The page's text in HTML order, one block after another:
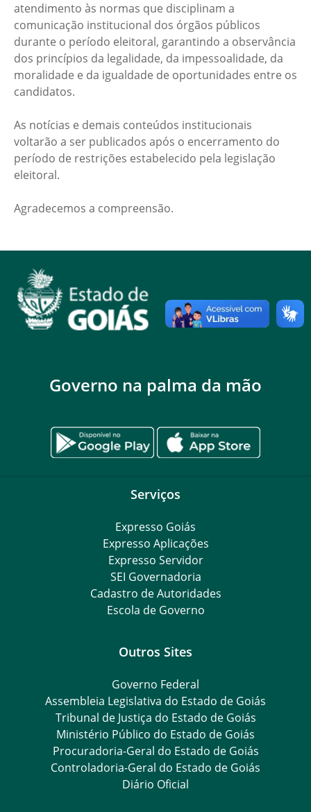
atendimento às normas que disciplinam a
comunicação institucional dos órgãos públicos
durante o período eleitoral, garantindo a observância
dos princípios da legalidade, da impessoalidade, da
moralidade e da igualdade de oportunidades entre os
candidatos.
As notícias e demais conteúdos institucionais
voltarão a ser publicados após o encerramento do
período de restrições estabelecido pela legislação
eleitoral.
Agradecemos a compreensão.
Governo na palma da mão
Serviços
Expresso Goiás
Expresso Aplicações
Expresso Servidor
SEI Governadoria
Cadastro de Autoridades
Escola de Governo
Outros Sites
Governo Federal
Assembleia Legislativa do Estado de Goiás
Tribunal de Justiça do Estado de Goiás
Ministério Público do Estado de Goiás
Procuradoria-Geral do Estado de Goiás
Controladoria-Geral do Estado de Goiás
Diário Oficial